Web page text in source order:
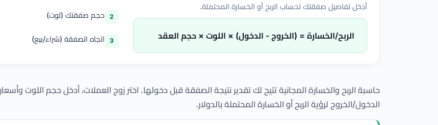
أدخل تفاصيل صفقتك لحساب الربح أو الخسارة المحتملة.
الربح/الخسارة = (الخروج - الدخول) × اللوت × حجم العقد
2 حجم صفقتك (لوت)
3 اتجاه الصفقة (شراء/بيع)
حاسبة الربح والخسارة المجانية تتيح لك تقدير نتيجة الصفقة قبل دخولها. اختر زوج العملات، أدخل حجم اللوت وأسعار
الدخول/الخروج لرؤية الربح أو الخسارة المحتملة بالدولار.